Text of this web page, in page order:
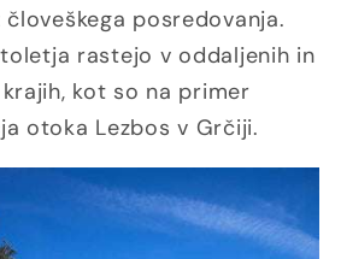
posredovanja.
rastejo v oddaljenih in
kot so na primer
otoka Lezbos v Grčiji.